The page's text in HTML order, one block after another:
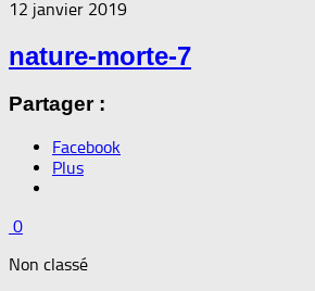
12 janvier 2019
nature-morte-7
Partager :
Facebook
Plus
0
Non classé